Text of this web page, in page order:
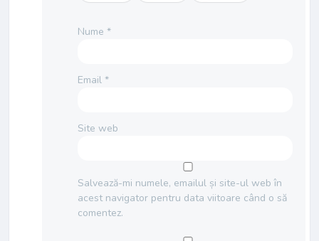
Nume *
Email *
Site web
Salvează-mi numele, emailul și site-ul web în
acest navigator pentru data viitoare când o să
comentez.